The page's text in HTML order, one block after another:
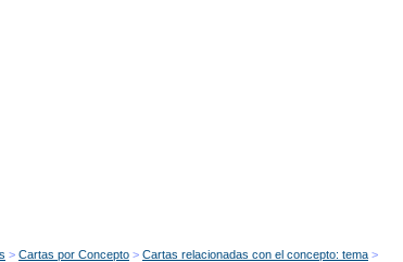
Cartas por Concepto Cartas relacionadas con el concepto: tema